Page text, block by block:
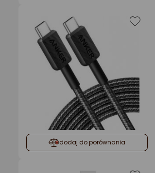
dodaj do porównania